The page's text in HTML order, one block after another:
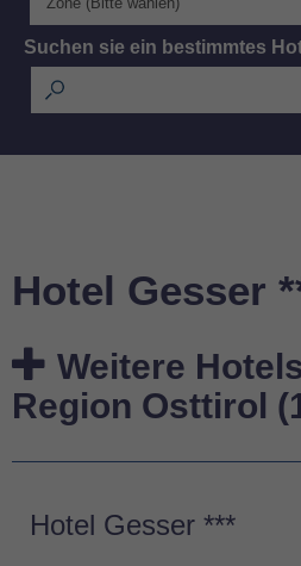
Suchen sie ein bestimmtes
Hotel Gesser
Weitere
Region Osttirol
Hotel Gesser ***